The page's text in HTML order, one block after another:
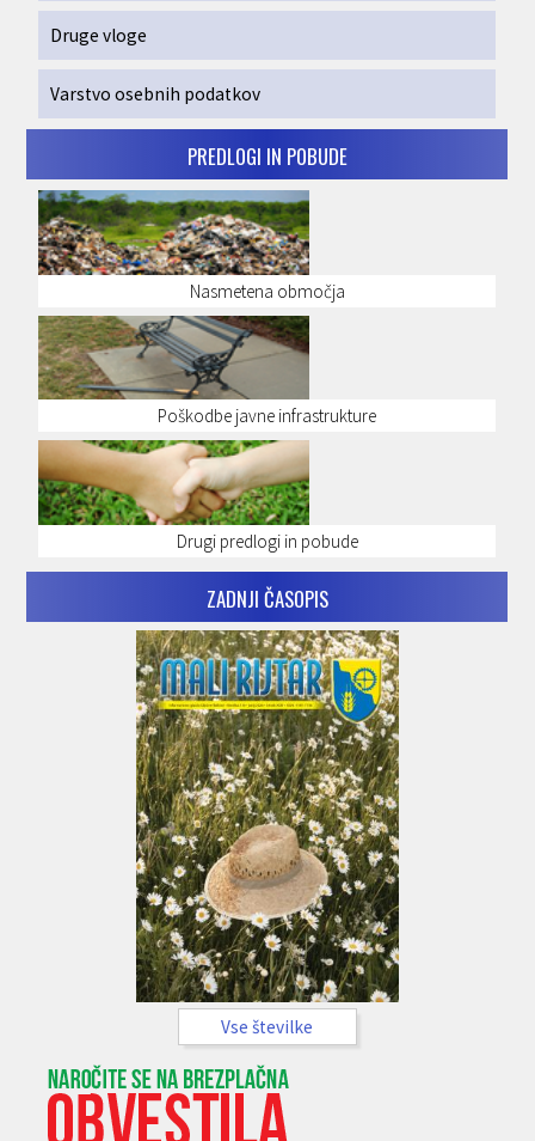
Druge vloge
Varstvo osebnih podatkov
PREDLOGI IN POBUDE
Nasmetena območja
Poškodbe javne infrastrukture
Drugi predlogi in pobude
ZADNJI ČASOPIS
Vse številke